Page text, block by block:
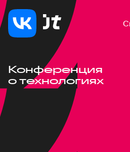
Конференция
о технологиях